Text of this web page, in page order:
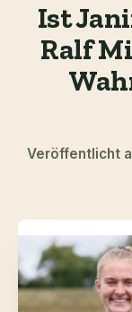
Ist
Ralf
Veröffentlicht